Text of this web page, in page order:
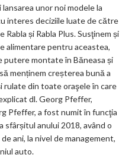
unor noi modele la
interes deciziile luate de către
și Rabla Plus. Susţinem și
alimentare pentru aceastea,
putere montate în Băneasa și
menținem creșterea bună a
rulate din toate oraşele în care
dl. Georg Pfeffer,
Pfeffer, a fost numit în funcţia
sfârșitul anului 2018, având o
ani, la nivel de management,
auto.